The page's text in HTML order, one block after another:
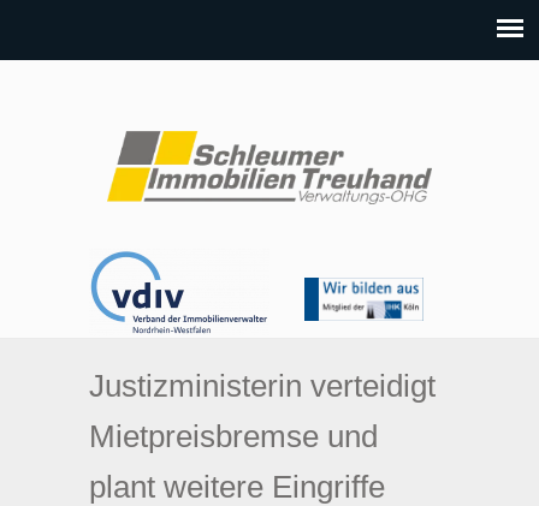
Justizministerin verteidigt
Mietpreisbremse und
plant weitere Eingriffe